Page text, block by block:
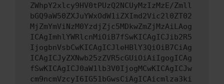
ZWhpY2xlcy9HV0tPUzQ2NCUyMzIzMzE/Zmll
bGQ9aW50ZXJuYWxOdW1iZXImd2Vic2l0ZT02
MjZmYmViNzM0YzdjZjc5MDkwZmZjMzAiLAog
ICAgImhlYWRlcnMiOiB7fSwKICAgICJib2R5
IjogbnVsbCwKICAgICJleHBlY3QiOiB7CiAg
ICAgICJyZXNwb25zZVR5cGUiOiAiIgogICAg
fSwKICAgICJ0aW1lb3V0IjogMCwKICAgICJw
cm9ncmVzcyI6IG51bGwsCiAgICAicmlza3ki